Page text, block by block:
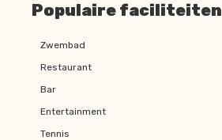
Populaire faciliteiten
Zwembad
Restaurant
Bar
Entertainment
Tennis